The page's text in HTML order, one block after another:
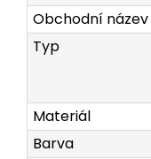
Obchodní název
Typ
Materiál
Barva